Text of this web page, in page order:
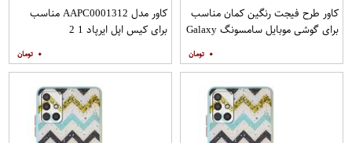
کاور طرح فیجت رنگین کمان مناسب
برای گوشی موبایل سامسونگ Galaxy
۰
کاور مدل AAPC0001312 مناسب
برای کیس اپل ایرپاد 1 2
۰